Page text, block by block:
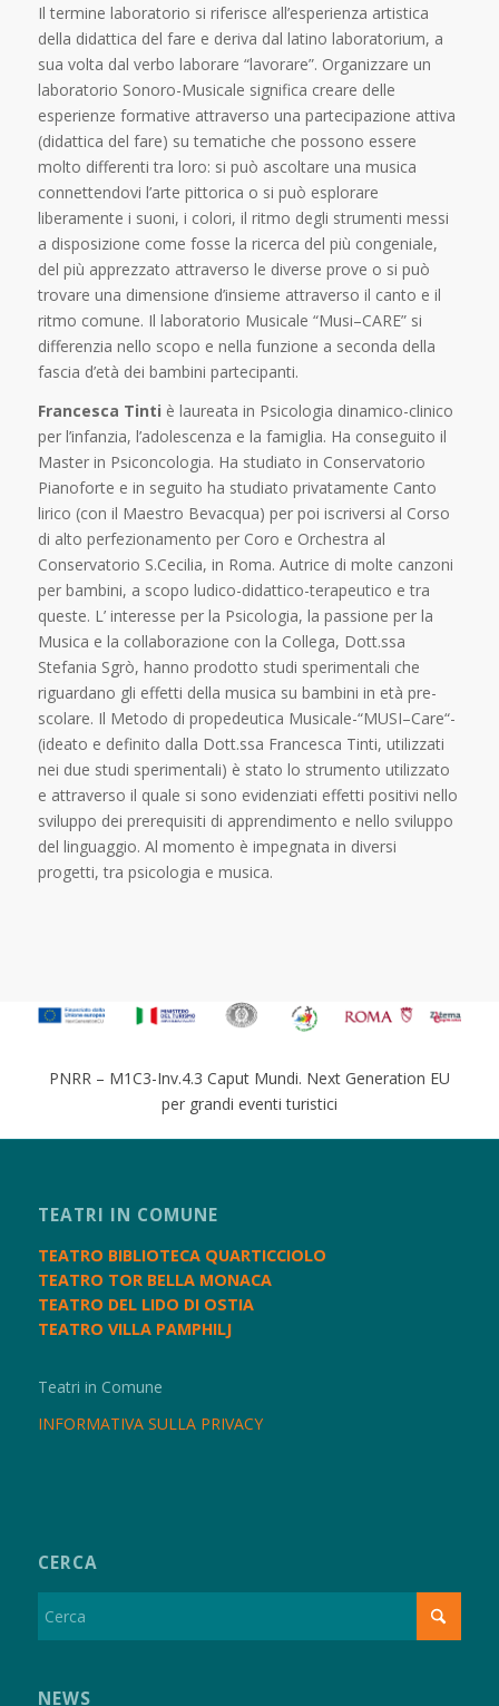
Il termine laboratorio si riferisce all’esperienza artistica
della didattica del fare e deriva dal latino laboratorium, a
sua volta dal verbo laborare “lavorare”. Organizzare un
laboratorio Sonoro-Musicale significa creare delle
esperienze formative attraverso una partecipazione attiva
(didattica del fare) su tematiche che possono essere
molto differenti tra loro: si può ascoltare una musica
connettendovi l’arte pittorica o si può esplorare
liberamente i suoni, i colori, il ritmo degli strumenti messi
a disposizione come fosse la ricerca del più congeniale,
del più apprezzato attraverso le diverse prove o si può
trovare una dimensione d’insieme attraverso il canto e il
ritmo comune. Il laboratorio Musicale “Musi–CARE” si
differenzia nello scopo e nella funzione a seconda della
fascia d’età dei bambini partecipanti.
Francesca Tinti è laureata in Psicologia dinamico-clinico
per l’infanzia, l’adolescenza e la famiglia. Ha conseguito il
Master in Psiconcologia. Ha studiato in Conservatorio
Pianoforte e in seguito ha studiato privatamente Canto
lirico (con il Maestro Bevacqua) per poi iscriversi al Corso
di alto perfezionamento per Coro e Orchestra al
Conservatorio S.Cecilia, in Roma. Autrice di molte canzoni
per bambini, a scopo ludico-didattico-terapeutico e tra
queste. L’ interesse per la Psicologia, la passione per la
Musica e la collaborazione con la Collega, Dott.ssa
Stefania Sgrò, hanno prodotto studi sperimentali che
riguardano gli effetti della musica su bambini in età pre-
scolare. Il Metodo di propedeutica Musicale-“MUSI–Care“-
(ideato e definito dalla Dott.ssa Francesca Tinti, utilizzati
nei due studi sperimentali) è stato lo strumento utilizzato
e attraverso il quale si sono evidenziati effetti positivi nello
sviluppo dei prerequisiti di apprendimento e nello sviluppo
del linguaggio. Al momento è impegnata in diversi
progetti, tra psicologia e musica.
PNRR – M1C3-Inv.4.3 Caput Mundi. Next Generation EU
per grandi eventi turistici
TEATRI IN COMUNE
TEATRO BIBLIOTECA QUARTICCIOLO
TEATRO TOR BELLA MONACA
TEATRO DEL LIDO DI OSTIA
TEATRO VILLA PAMPHILJ
Teatri in Comune
INFORMATIVA SULLA PRIVACY
CERCA
NEWS